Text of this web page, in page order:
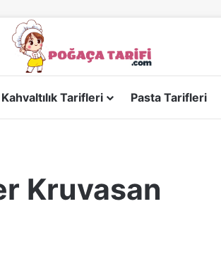
Kahvaltılık Tarifleri Pasta Tarifleri
Kruvasan